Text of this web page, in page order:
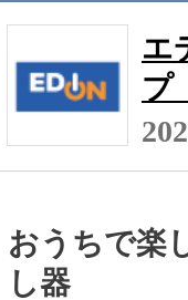
エ
プ
おうちで楽
し器